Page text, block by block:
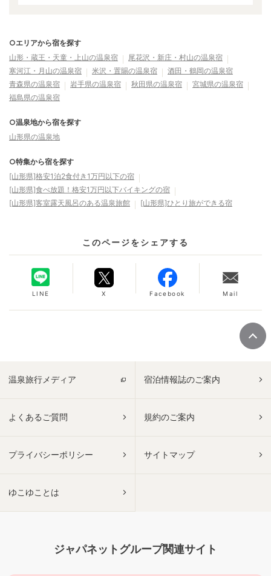
○エリアから宿を探す
山形・蔵王・天童・上山の温泉宿
尾花沢・新庄・村山の温泉宿
寒河江・月山の温泉宿
米沢・置賜の温泉宿
酒田・鶴岡の温泉宿
青森県の温泉宿
岩手県の温泉宿 秋田県の温泉宿
宮城県の温泉宿
福島県の温泉宿
○温泉地から宿を探す
山形県の温泉地
○特集から宿を探す
[山形県]格安1泊2食付き1万円以下の宿
[山形県]食べ放題！格安1万円以下バイキングの宿
[山形県]客室露天風呂のある温泉旅館
[山形県]ひとり旅ができる宿
このページをシェアする
LINE X Facebook Mail
温泉旅行メディア 宿泊情報誌のご案内
よくあるご質問 規約のご案内
プライバシーポリシー サイトマップ
ゆこゆことは
ジャパネットグループ関連サイト